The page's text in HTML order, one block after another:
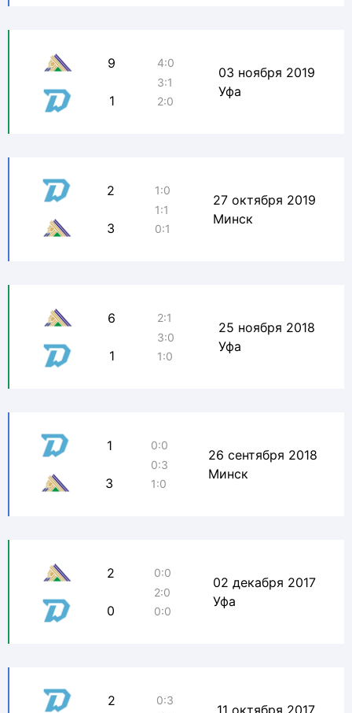
9
1
4:0
3:1
2:0
03 ноября 2019
Уфа
2
3
1:0
1:1
0:1
27 октября 2019
Минск
6
1
2:1
3:0
1:0
25 ноября 2018
Уфа
1
3
0:0
0:3
1:0
26 сентября 2018
Минск
2
0
0:0
2:0
0:0
02 декабря 2017
Уфа
2
0:3
11 октября 2017